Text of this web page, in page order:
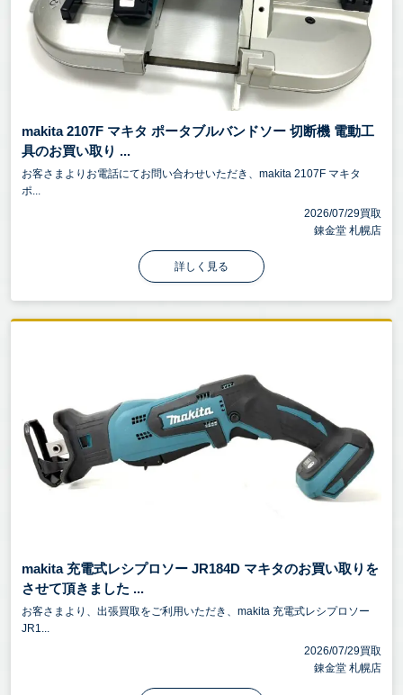
makita 2107F マキタ ポータブルバンドソー 切断機 電動工
具のお買い取り ...
お客さまよりお電話にてお問い合わせいただき、makita 2107F マキタ
ポ...
2026/07/29買取
錬金堂 札幌店
詳しく見る
makita 充電式レシプロソー JR184D マキタのお買い取りを
させて頂きました ...
お客さまより、出張買取をご利用いただき、makita 充電式レシプロソー
JR1...
2026/07/29買取
錬金堂 札幌店